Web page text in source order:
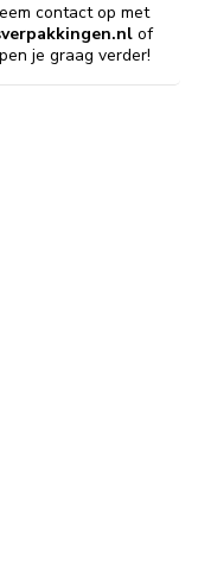
contact op met
of
je graag verder!